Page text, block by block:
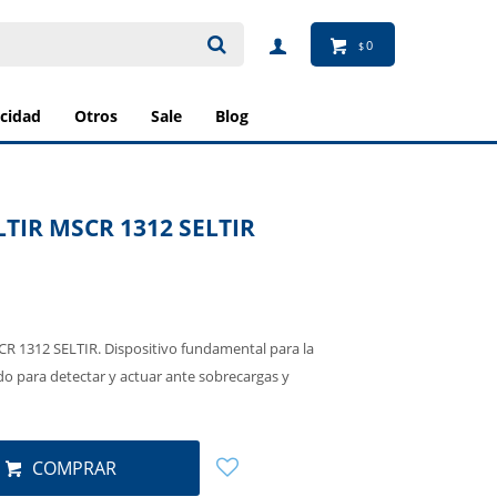
otros sale blog
$0
MSCR 1312 SELTIR
1312 SELTIR. Dispositivo fundamental para la
para detectar y actuar ante sobrecargas y
COMPRAR